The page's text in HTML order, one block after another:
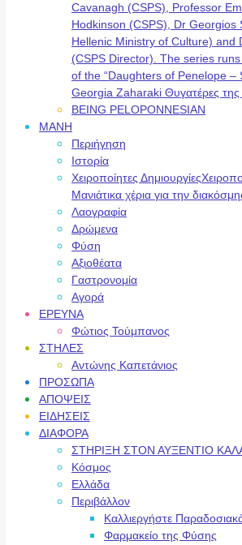
Cavanagh (CSPS), Professor
Hodkinson (CSPS), Dr Georgios
Hellenic Ministry of Culture) and
(CSPS Director). The series
of the “Daughters of Penelope –
Georgia Zaharaki Θυγατέρες
BEING PELOPONNESIAN
ΜΑΝΗ
Περιήγηση
Ιστορία
Χειροποίητες Δημιουργίες
Μανιάτικα χέρια για την
Λαογραφία
Δρώμενα
Φύση
Αξιοθέατα
Γαστρονομία
Αγορά
ΕΡΕΥΝΑ
Φώτιος Τούμπανος
ΣΤΗΛΕΣ
Αντώνης Καπετάνιος
ΠΡΟΣΩΠΑ
ΑΠΟΨΕΙΣ
ΕΙΔΗΣΕΙΣ
ΔΙΑΦΟΡΑ
ΣΤΗΡΙΞΗ ΣΤΟΝ ΑΥΞΕΝΤΙΟ
Κόσμος
Ελλάδα
Περιβάλλον
Καλλιεργήστε
Φαρμακείο της Φύσης